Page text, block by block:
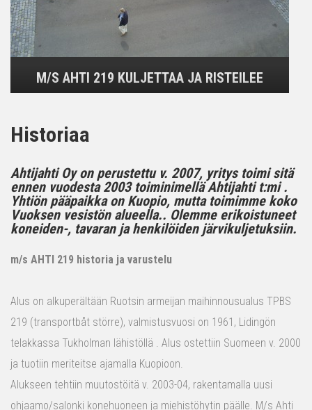
M/S AHTI 219 KULJETTAA JA RISTEILEE
Historiaa
Ahtijahti Oy on perustettu v. 2007, yritys toimi sitä
ennen vuodesta 2003 toiminimellä Ahtijahti t:mi .
Yhtiön pääpaikka on Kuopio, mutta toimimme koko
Vuoksen vesistön alueella.. Olemme erikoistuneet
koneiden-, tavaran ja henkilöiden järvikuljetuksiin.
m/s AHTI 219 historia ja varustelu
Alus on alkuperältään Ruotsin armeijan maihinnousualus TPBS
219 (transportbåt större), valmistusvuosi on 1961, Lidingön
telakkassa Tukholman lähistöllä . Alus ostettiin Suomeen v. 2000
ja tuotiin meriteitse ajamalla Kuopioon.
Alukseen tehtiin muutostöitä v. 2003-04, rakentamalla uusi
ohjaamo/salonki konehuoneen ja miehistöhytin päälle. M/s Ahti